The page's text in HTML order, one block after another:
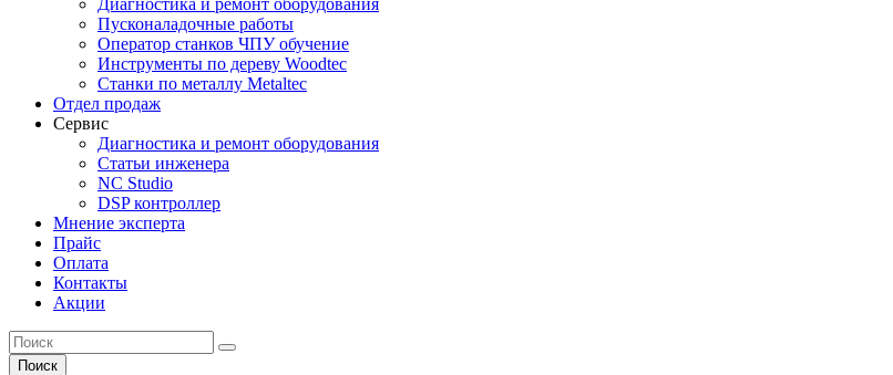
Диагностика и ремонт оборудования
Пусконаладочные работы
Оператор станков ЧПУ обучение
Инструменты по дереву Woodtec
Станки по металлу Metaltec
Отдел продаж
Сервис
Диагностика и ремонт оборудования
Статьи инженера
NC Studio
DSP контроллер
Мнение эксперта
Прайс
Оплата
Контакты
Акции
Поиск